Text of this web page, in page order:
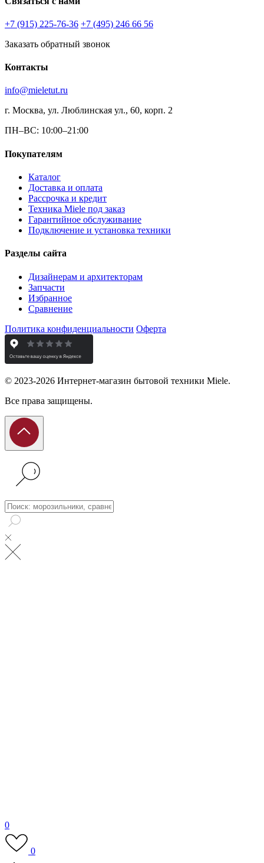
+7 (915) 225-76-36 +7 (495) 246 66 56
Заказать обратный звонок
Контакты
info@mieletut.ru
г. Москва, ул. Люблинская ул., 60, корп. 2
ПН–ВС: 10:00–21:00
Покупателям
Каталог
Доставка и оплата
Рассрочка и кредит
Техника Miele под заказ
Гарантийное обслуживание
Подключение и установка техники
Разделы сайта
Дизайнерам и архитекторам
Запчасти
Избранное
Сравнение
Политика конфиденциальности Оферта
© 2023-2026 Интернет-магазин бытовой техники Miele.
Все права защищены.
Поиск:
0
0